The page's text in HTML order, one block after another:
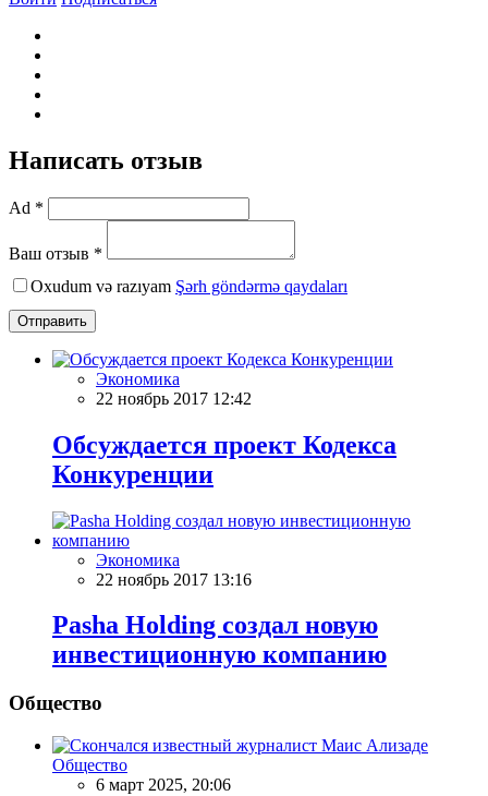
Написать отзыв
Ad *
Ваш отзыв *
Oxudum və razıyam Şərh göndərmə qaydaları
Отправить
Экономика
22 ноябрь 2017 12:42
Обсуждается проект Кодекса
Конкуренции
Экономика
22 ноябрь 2017 13:16
Pasha Holding создал новую
инвестиционную компанию
Общество
Общество
6 март 2025, 20:06